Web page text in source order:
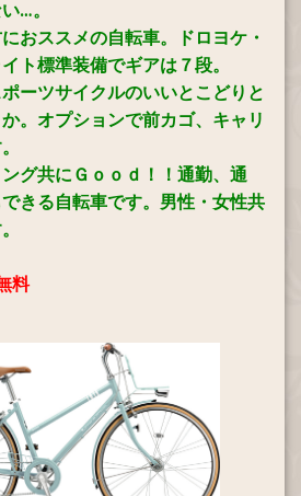
…。
おススメの自転車。ドロヨケ・
ト標準装備でギアは７段。
ーツサイクルのいいとこどりと
。オプションで前カゴ、キャリ
グ共にＧｏｏｄ！！通勤、通
きる自転車です。男性・女性共
料